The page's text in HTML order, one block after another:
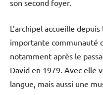
son second foyer.
L’archipel accueille
importante communauté
notamment après le
David en 1979. Avec elle
langue, mais aussi une